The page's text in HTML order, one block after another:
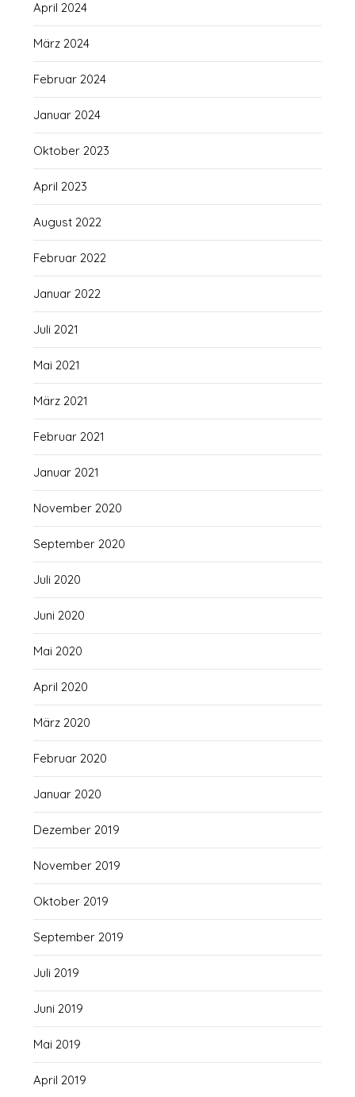
April 2024
März 2024
Februar 2024
Januar 2024
Oktober 2023
April 2023
August 2022
Februar 2022
Januar 2022
Juli 2021
Mai 2021
März 2021
Februar 2021
Januar 2021
November 2020
September 2020
Juli 2020
Juni 2020
Mai 2020
April 2020
März 2020
Februar 2020
Januar 2020
Dezember 2019
November 2019
Oktober 2019
September 2019
Juli 2019
Juni 2019
Mai 2019
April 2019